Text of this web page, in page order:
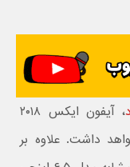
، آیفون ایکس ۲۰۱۸
داشت. علاوه بر